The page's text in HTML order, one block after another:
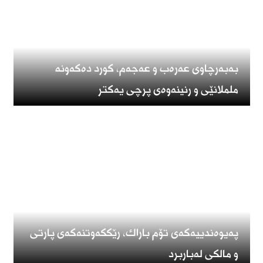
بەبەرچاوی عەرەب و عەجەم، كورد دەكەونە
ململانێی و رنینەوەی پرچی یەكتر
پەیوەندییەكەی تۆم باراك، رێككەوتنەكەی پارتی
و مالكی لەباربرد